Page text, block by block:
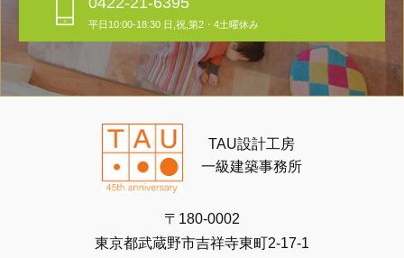
平日10:00-18:30 日,祝,第2・4土曜休み
TAU設計工房
一級建築事務所
〒180-0002
東京都武蔵野市吉祥寺東町2-17-1